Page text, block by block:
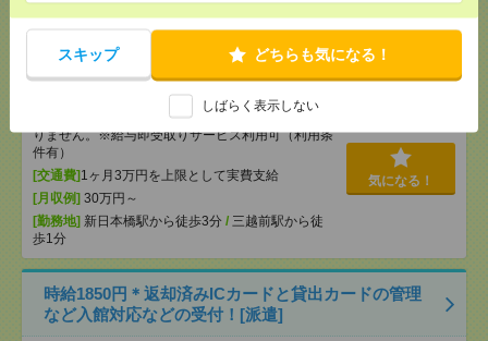
スキップ どちらも気になる！
しばらく表示しない
【在宅勤務OK】時給3000円！10～16時＊残業ほぼな
し▼新日本橋で一般事務[派遣]
時給3000円 月収例 30万円 時給3000円×
実働5h×週5日×4週 ※月収例を保証するものではあ
りません。※給与即受取りサービス利用可（利用条
件有）
[交通費] 1ヶ月3万円を上限として実費支給
[月収例] 30万円～
[勤務地] 新日本橋駅から徒歩3分 / 三越前駅から徒
歩1分
気になる！
時給1850円＊返却済みICカードと貸出カードの管理
など入館対応などの受付！[派遣]